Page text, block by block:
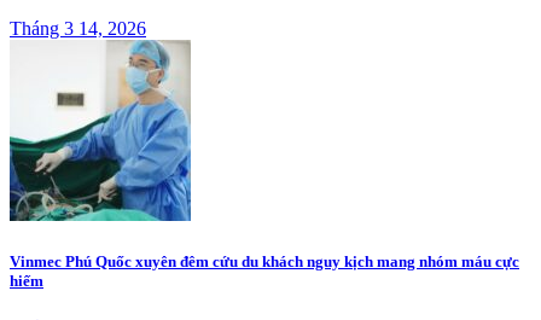
Tháng 3 14, 2026
Vinmec Phú Quốc xuyên đêm cứu du khách nguy kịch mang nhóm máu cực
hiếm